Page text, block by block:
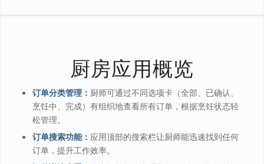
厨房应用概览
订单分类管理： 厨师可通过不同选项卡（全部、已确认、
烹饪中、完成）有组织地查看所有订单，根据烹饪状态轻
松管理。
订单搜索功能： 应用顶部的搜索栏让厨师能迅速找到任何
订单，提升工作效率。